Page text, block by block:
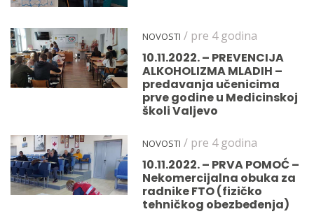
NOVOSTI / pre 4 godina
10.11.2022. – PREVENCIJA
ALKOHOLIZMA MLADIH –
predavanja učenicima
prve godine u Medicinskoj
školi Valjevo
NOVOSTI / pre 4 godina
10.11.2022. – PRVA POMOĆ –
Nekomercijalna obuka za
radnike FTO (fizičko
tehničkog obezbeđenja)